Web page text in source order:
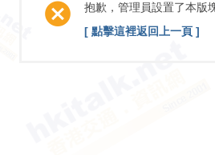
抱歉，管理員設置了本版
[ 點擊這裡返回上一頁 ]